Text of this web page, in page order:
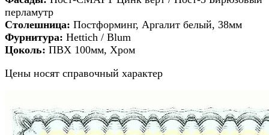
перламутр
Столешница: Постформинг, Аргалит белый, 38мм
Фурнитура: Hettich / Blum
Цоколь: ПВХ 100мм, Хром
Цены носят справочный характер